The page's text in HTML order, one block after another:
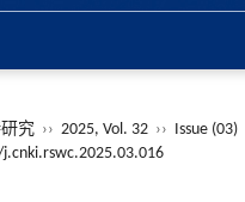
究 ›› 2025, Vol. 32 ›› Issue (03)